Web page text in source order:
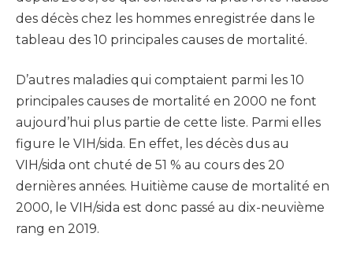
des décès chez les hommes enregistrée dans le
tableau des 10 principales causes de mortalité.
D’autres maladies qui comptaient parmi les 10
principales causes de mortalité en 2000 ne font
aujourd’hui plus partie de cette liste. Parmi elles
figure le VIH/sida. En effet, les décès dus au
VIH/sida ont chuté de 51 % au cours des 20
dernières années. Huitième cause de mortalité en
2000, le VIH/sida est donc passé au dix-neuvième
rang en 2019.